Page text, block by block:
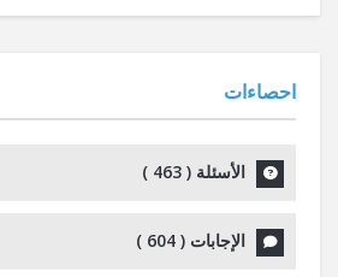
احصاءات
الأسئلة ( 463
)
الإجابات ( 604
)